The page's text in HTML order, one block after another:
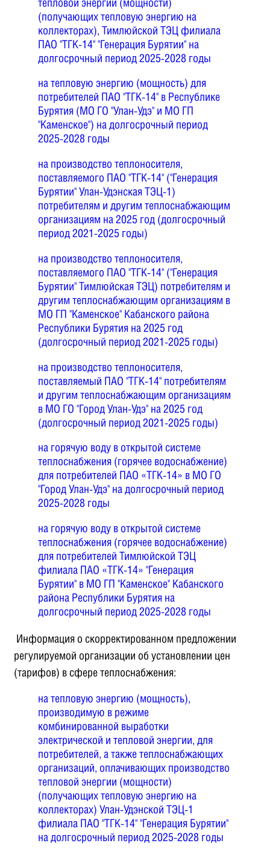
(получающих тепловую энергию на
коллекторах), Тимлюйской ТЭЦ филиала
ПАО "ТГК-14" "Генерация Бурятии" на
долгосрочный период 2025-2028 годы
на тепловую энергию (мощность) для
потребителей ПАО "ТГК-14" в Республике
Бурятия (МО ГО "Улан-Удэ" и МО ГП
"Каменское") на долгосрочный период
2025-2028 годы
на производство теплоносителя,
поставляемого ПАО "ТГК-14" ("Генерация
Бурятии" Улан-Удэнская ТЭЦ-1)
потребителям и другим теплоснабжающим
организациям на 2025 год (долгосрочный
период 2021-2025 годы)
на производство теплоносителя,
поставляемого ПАО "ТГК-14" ("Генерация
Бурятии" Тимлюйская ТЭЦ) потребителям и
другим теплоснабжающим организациям в
МО ГП "Каменское" Кабанского района
Республики Бурятия на 2025 год
(долгосрочный период 2021-2025 годы)
на производство теплоносителя,
поставляемый ПАО "ТГК-14" потребителям
и другим теплоснабжающим организациям
в МО ГО "Город Улан-Удэ" на 2025 год
(долгосрочный период 2021-2025 годы)
на горячую воду в открытой системе
теплоснабжения (горячее водоснабжение)
для потребителей ПАО «ТГК-14» в МО ГО
"Город Улан-Удэ" на долгосрочный период
2025-2028 годы
на горячую воду в открытой системе
теплоснабжения (горячее водоснабжение)
для потребителей Тимлюйской ТЭЦ
филиала ПАО «ТГК-14» "Генерация
Бурятии" в МО ГП "Каменское" Кабанского
района Республики Бурятия на
долгосрочный период 2025-2028 годы
Информация о скорректированном предложении
регулируемой организации об установлении цен
(тарифов) в сфере теплоснабжения:
на тепловую энергию (мощность),
производимую в режиме
комбинированной выработки
электрической и тепловой энергии, для
потребителей, а также теплоснабжающих
организаций, оплачивающих производство
тепловой энергии (мощности)
(получающих тепловую энергию на
коллекторах) Улан-Удэнской ТЭЦ-1
филиала ПАО "ТГК-14" "Генерация Бурятии"
на долгосрочный период 2025-2028 годы